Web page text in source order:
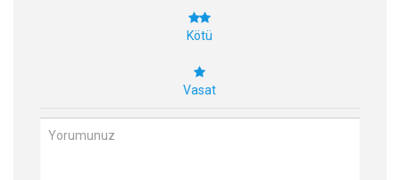
Kötü
Vasat